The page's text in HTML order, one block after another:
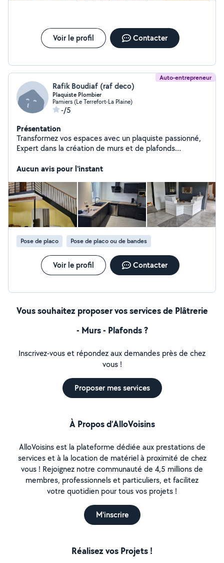
Voir le profil Contacter
Auto-entrepreneur
Rafik Boudiaf (raf deco)
Plaquiste Plombier
Pamiers (Le Terrefort-La Plaine)
-/5
Présentation
Transformez vos espaces avec un plaquiste passionné,
Expert dans la création de murs et de plafonds
Aucun avis pour l'instant
Pose de placo Pose de placo ou de bandes
Voir le profil Contacter
Vous souhaitez proposer vos services de Plâtrerie
- Murs - Plafonds ?
Inscrivez-vous et répondez aux demandes près de chez
vous !
Proposer mes services
À Propos d’AlloVoisins
AlloVoisins est la plateforme dédiée aux prestations de
services et à la location de matériel à proximité de chez
vous ! Rejoignez notre communauté de 4,5 millions de
membres, professionnels et particuliers, et facilitez
votre quotidien pour tous vos projets !
M'inscrire
Réalisez vos Projets !